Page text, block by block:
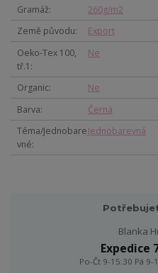
Gramáž
260g/m2
Země původu
Export
Oeko-Tex 100,
tř.1
Ne
Organic
Ne
Barva
Černá
Téma/Jednobare
vné
Jednobarevná
Blanka
Expedice
Po-Čt 9-15:30 Pá 9-